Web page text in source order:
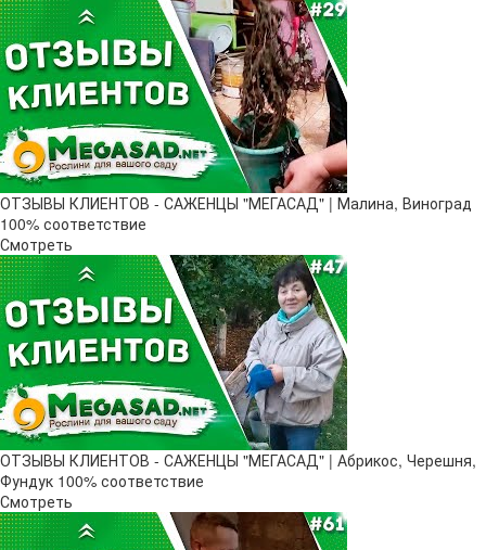
ОТЗЫВЫ КЛИЕНТОВ - САЖЕНЦЫ "МЕГАСАД" | Малина, Виноград
100% соответствие
Смотреть
ОТЗЫВЫ КЛИЕНТОВ - САЖЕНЦЫ "МЕГАСАД" | Абрикос, Черешня,
Фундук 100% соответствие
Смотреть